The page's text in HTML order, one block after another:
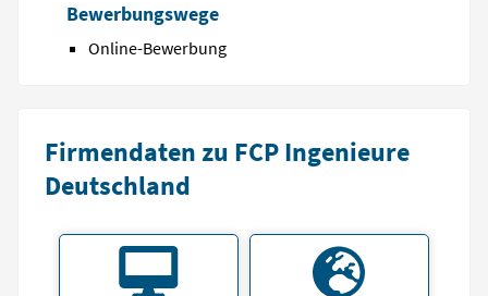
Bewerbungswege
Online-Bewerbung
Firmendaten zu FCP Ingenieure
Deutschland